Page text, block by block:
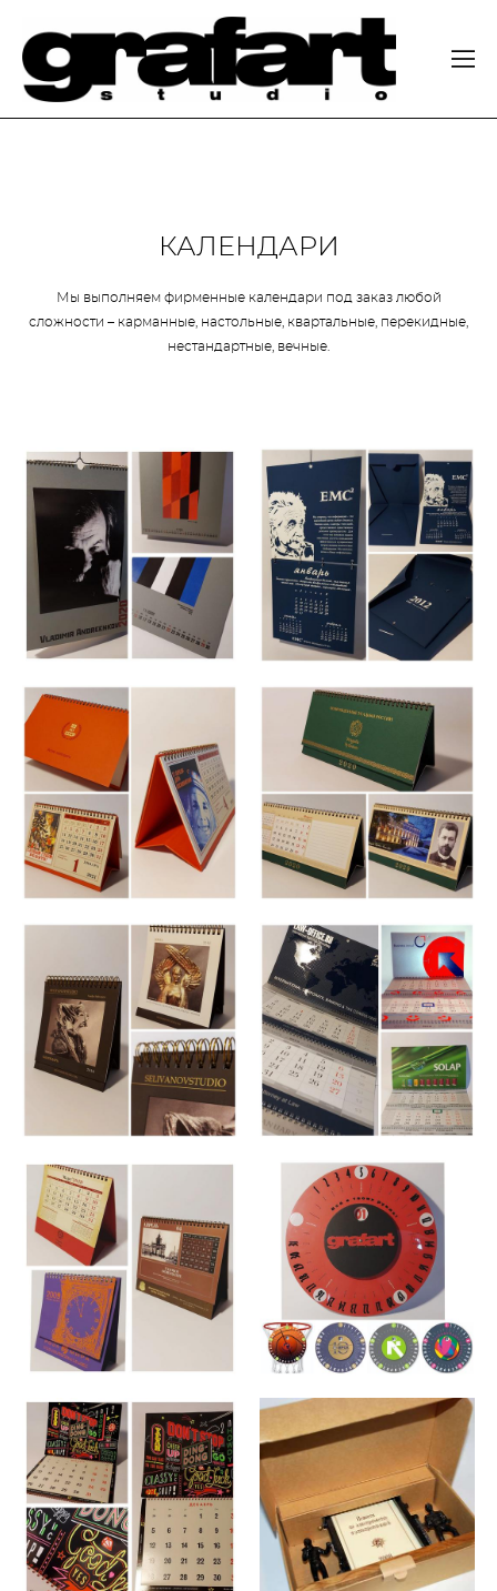
КАЛЕНДАРИ
Мы выполняем фирменные календари под заказ любой
сложности – карманные, настольные, квартальные, перекидные,
нестандартные, вечные.